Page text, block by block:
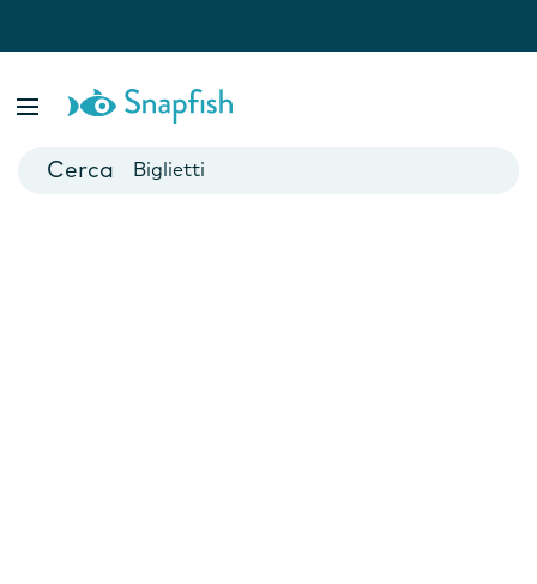
Poster
Biglietti